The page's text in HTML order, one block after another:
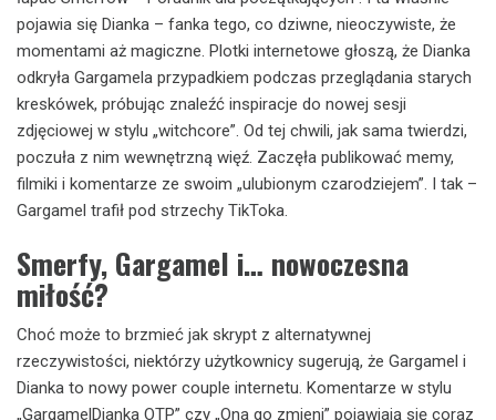
pojawia się Dianka – fanka tego, co dziwne, nieoczywiste, że
momentami aż magiczne. Plotki internetowe głoszą, że Dianka
odkryła Gargamela przypadkiem podczas przeglądania starych
kreskówek, próbując znaleźć inspiracje do nowej sesji
zdjęciowej w stylu „witchcore”. Od tej chwili, jak sama twierdzi,
poczuła z nim wewnętrzną więź. Zaczęła publikować memy,
filmiki i komentarze ze swoim „ulubionym czarodziejem”. I tak –
Gargamel trafił pod strzechy TikToka.
Smerfy, Gargamel i… nowoczesna
miłość?
Choć może to brzmieć jak skrypt z alternatywnej
rzeczywistości, niektórzy użytkownicy sugerują, że Gargamel i
Dianka to nowy power couple internetu. Komentarze w stylu
„GargamelDianka OTP” czy „Ona go zmieni” pojawiają się coraz